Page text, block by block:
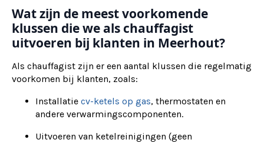
Wat zijn de meest voorkomende
klussen die we als chauffagist
uitvoeren bij klanten in Meerhout?
Als chauffagist zijn er een aantal klussen die regelmatig
voorkomen bij klanten, zoals:
Installatie cv-ketels op gas, thermostaten en
andere verwarmingscomponenten.
Uitvoeren van ketelreinigingen (geen